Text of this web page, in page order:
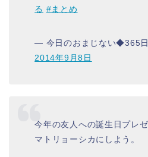
る #まとめ
— 今日のおまじない◆365
2014年9月8日
今年の友人への誕生日プレ
マトリョーシカにしよう。